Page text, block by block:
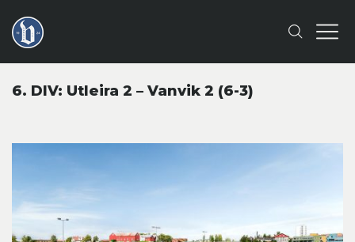
6. DIV: Utleira 2 – Vanvik 2 (6-3)